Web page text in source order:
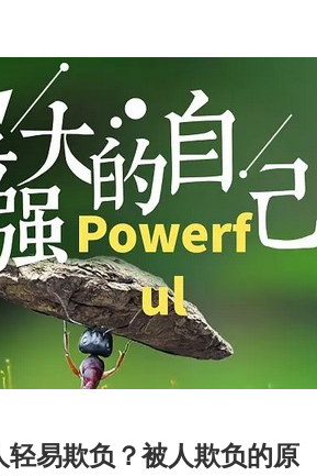
轻易欺负？被人欺负的原